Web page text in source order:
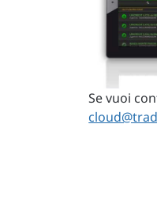
Se vuoi